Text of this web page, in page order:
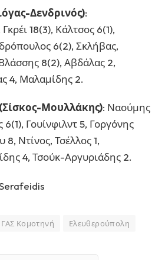
Δενδρινός):
18(3), Κάλτσος 6(1),
6(2), Σκλήβας,
8(2), Αβδάλας 2,
4, Μαλαμίδης 2.
Μουλλάκης): Ναούμης
Γουίνφιλντ 5, Γοργόνης
Ντίνος, Τσέλλος 1,
4, Τσούκ-Αργυριάδης 2.
ΓΑΣ Κομοτηνή Ελευθερούπολη